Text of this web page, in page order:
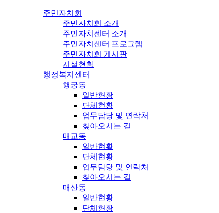
주민자치회
주민자치회 소개
주민자치센터 소개
주민자치센터 프로그램
주민자치회 게시판
시설현황
행정복지센터
행궁동
일반현황
단체현황
업무담당 및 연락처
찾아오시는 길
매교동
일반현황
단체현황
업무담당 및 연락처
찾아오시는 길
매산동
일반현황
단체현황